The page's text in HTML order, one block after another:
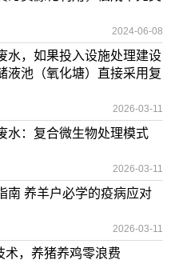
2024-06-08
水，如果投入设施处理建设
液池（氧化塘）直接采用复
2026-03-11
水：复合微生物处理模式
2026-03-11
南 养羊户必学的疫病应对
2026-03-11
术，养猪养鸡零浪费